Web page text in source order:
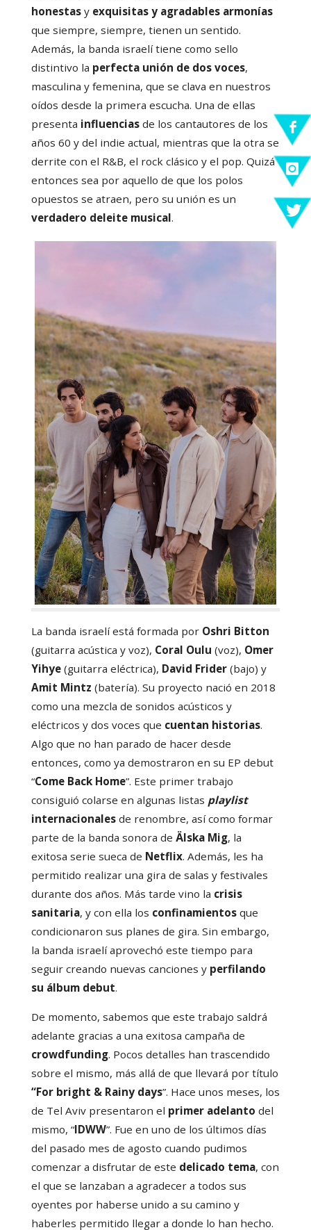
honestasy exquisitas y agradables armonías
que siempre, siempre, tienen un sentido.
Además, la banda israelí tiene como sello
distintivo la perfecta unión de dos voces,
masculina y femenina, que se clava en nuestros
oídos desde la primera escucha. Una de ellas
presenta influenciasde los cantautores de los
años 60 y del indie actual, mientras que la otra se
derrite con el R&B, el rock clásico y el pop. Quizá
entonces sea por aquello de que los polos
opuestos se atraen, pero su unión es un
verdadero deleite musical.
La banda israelí está formada por Oshri Bitton
(guitarra acústica y voz), Coral Oulu (voz), Omer
Yihye(guitarra eléctrica), David Frider(bajo) y
Amit Mintz (batería). Su proyecto nació en 2018
como una mezcla de sonidos acústicos y
eléctricos y dos voces que cuentan historias.
Algo que no han parado de hacer desde
entonces, como ya demostraron en su EP debut
“Come Back Home”. Este primer trabajo
consiguió colarse en algunas listas playlist
internacionalesde renombre, así como formar
parte de la banda sonora de Älska Mig, la
exitosa serie sueca de Netflix. Además, les ha
permitido realizar una gira de salas y festivales
durante dos años. Más tarde vino la crisis
sanitaria, y con ella los confinamientosque
condicionaron sus planes de gira. Sin embargo,
la banda israelí aprovechó este tiempo para
seguir creando nuevas canciones y perfilando
su álbum debut.
De momento, sabemos que este trabajo saldrá
adelante gracias a una exitosa campaña de
crowdfunding. Pocos detalles han trascendido
sobre el mismo, más allá de que llevará por título
“For bright & Rainy days”. Hace unos meses, los
de Tel Aviv presentaron el primer adelanto del
mismo, “IDWW”. Fue en uno de los últimos días
del pasado mes de agosto cuando pudimos
comenzar a disfrutar de este delicado tema, con
el que se lanzaban a agradecer a todos sus
oyentes por haberse unido a su camino y
haberles permitido llegar a donde lo han hecho.